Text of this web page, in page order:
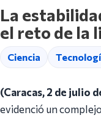
La
el reto de la
Ciencia
(Caracas, 2 de julio
evidenció un